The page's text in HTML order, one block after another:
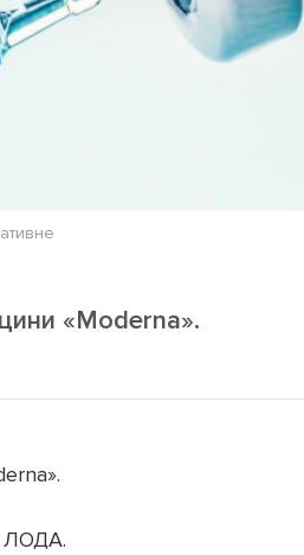
«Moderna».
ЛОДА.